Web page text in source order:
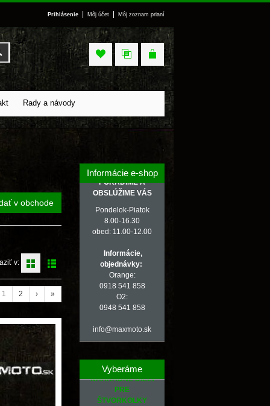
Prihlásenie Môj účet Môj zoznam prianí
Vyhľadať
Rady a návody
v obchode
v:
1 2 › »
Informácie e-shop
PORADÍME A
OBSLÚŽIME VÁS
Pondelok-Piatok
8.00-16.30
obed: 11.00-12.00
Informácie,
objednávky:
Orange:
0918 541 858
O2:
0948 541 858
info@maxmoto.sk
Vyberáme
NÁHRADNÉ DIELY
PRE
ŠTVORKOLKY